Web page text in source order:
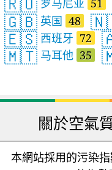
罗马尼亚 51
🇬🇧 英国 48
🇪🇸 西班牙 72
🇲🇹 马耳他 35
關於空氣
本網站採用的污染